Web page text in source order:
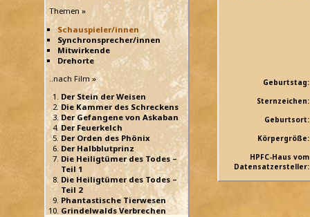
Themen »
Schauspieler/innen
Synchronsprecher/innen
Mitwirkende
Drehorte
..nach Film »
Der Stein der Weisen
Die Kammer des Schreckens
Der Gefangene von Askaban
Der Feuerkelch
Der Orden des Phönix
Der Halbblutprinz
Die Heiligtümer des Todes –
Teil 1
Die Heiligtümer des Todes –
Teil 2
Phantastische Tierwesen
Grindelwalds Verbrechen
Geburtstag:
Sternzeichen:
Geburtsort:
Körpergröße:
HPFC-Haus vom
Datensatzersteller: